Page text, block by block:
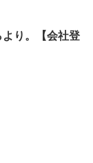
り。
【会社登